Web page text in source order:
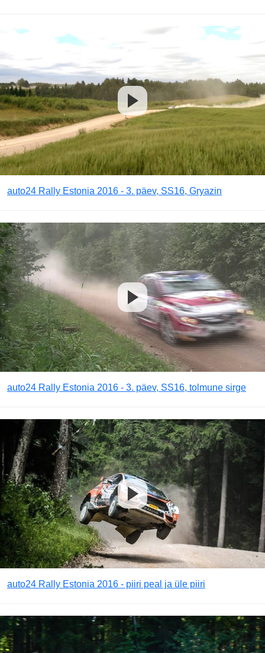
auto24 Rally Estonia 2016 - 3. päev, SS16, Gryazin
auto24 Rally Estonia 2016 - 3. päev, SS16, tolmune sirge
auto24 Rally Estonia 2016 - piiri peal ja üle piiri